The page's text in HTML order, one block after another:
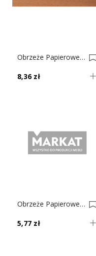
Obrzeże Papierowe Z Klejem Orzech Nr 52 0001607-0001632
8,36 zł
Obrzeże Papierowe Z Klejem Grusza 63 Nr 50 0001605-0001580
5,77 zł